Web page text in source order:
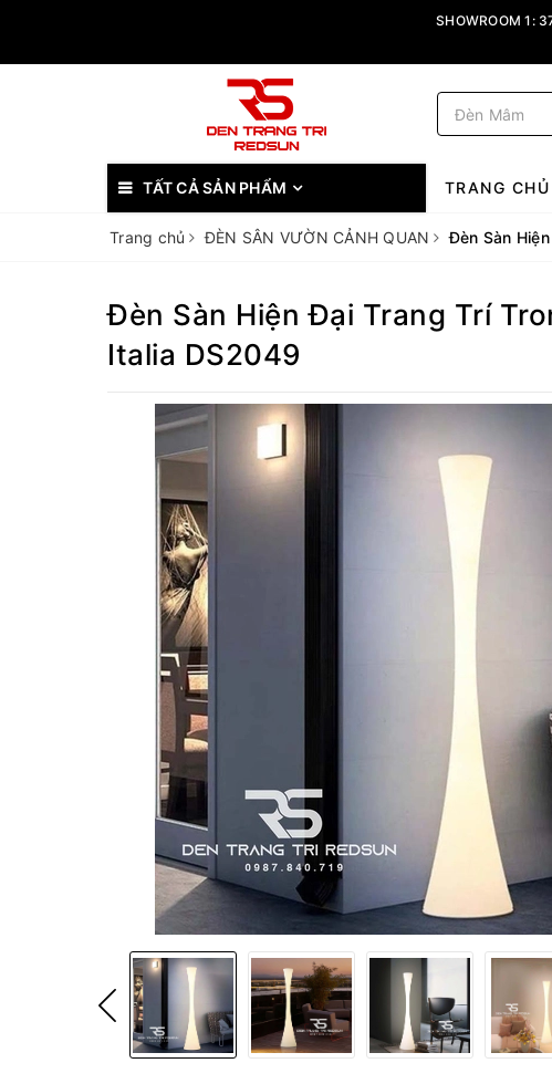
SHOWROOM 1:
TẤT CẢ SẢN PHẨM TRANG CHỦ
Trang chủ ĐÈN SÂN VƯỜN CẢNH QUAN Đèn Sàn
Đèn Sàn Hiện Đại Trang Trí
Italia DS2049